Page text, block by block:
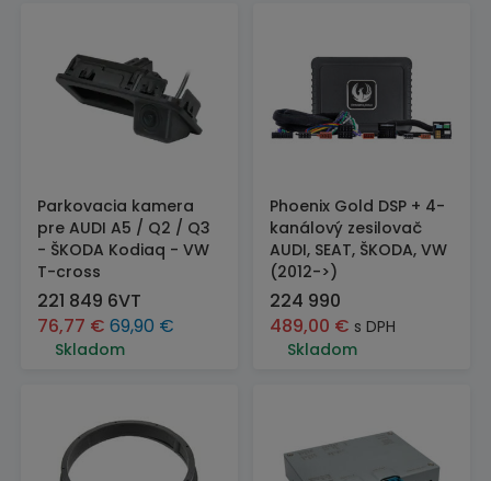
Parkovacia kamera
pre AUDI A5 / Q2 / Q3
- ŠKODA Kodiaq - VW
T-cross
221 849 6VT
76,77 € 69,90 €
Skladom
Phoenix Gold DSP + 4-
kanálový zesilovač
AUDI, SEAT, ŠKODA, VW
(2012->)
224 990
489,00 € s DPH
Skladom